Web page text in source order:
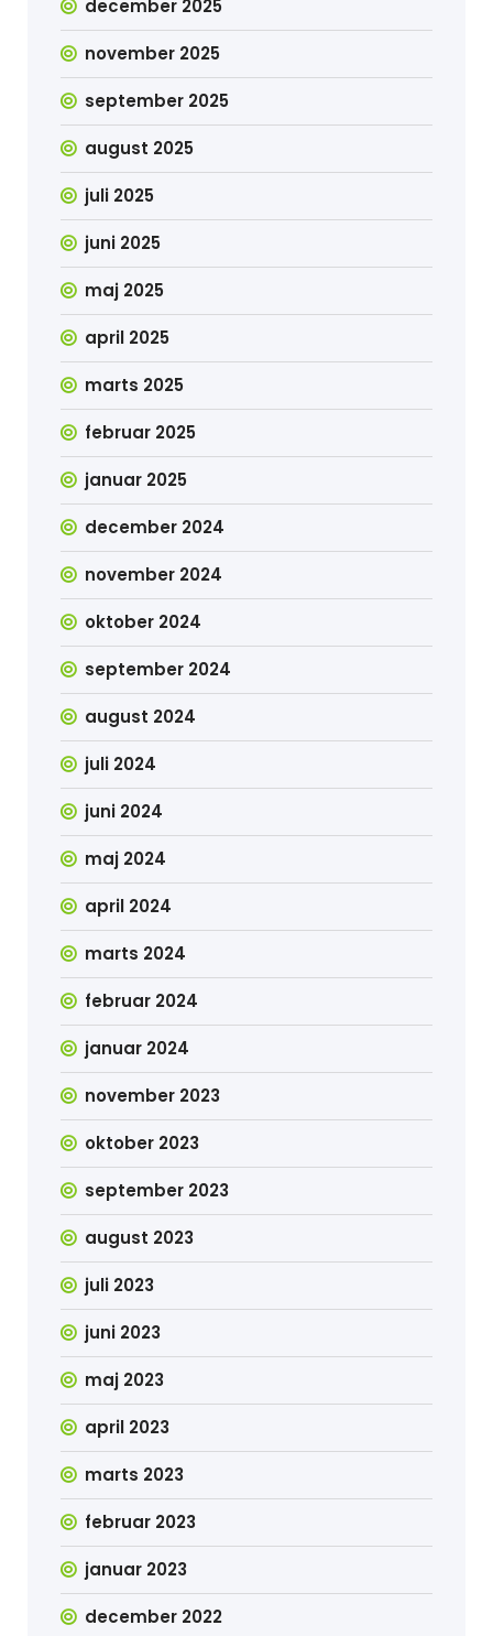
december 2025
november 2025
september 2025
august 2025
juli 2025
juni 2025
maj 2025
april 2025
marts 2025
februar 2025
januar 2025
december 2024
november 2024
oktober 2024
september 2024
august 2024
juli 2024
juni 2024
maj 2024
april 2024
marts 2024
februar 2024
januar 2024
november 2023
oktober 2023
september 2023
august 2023
juli 2023
juni 2023
maj 2023
april 2023
marts 2023
februar 2023
januar 2023
december 2022